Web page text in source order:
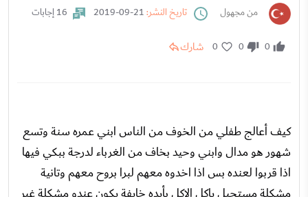
من مجهول تاريخ النشر: 16 إجابات
0
0
0 شارك
كيف أعالج طفلي من الخوف من الناس ابني عمره سنة وتسع
شهور هو مدال وابني وحيد بخاف من الغرباء لدرجة ببكي فيها
اذا قربوا لعنده بس اذا اخدوه معهم لبرا بروح معهم وتانية